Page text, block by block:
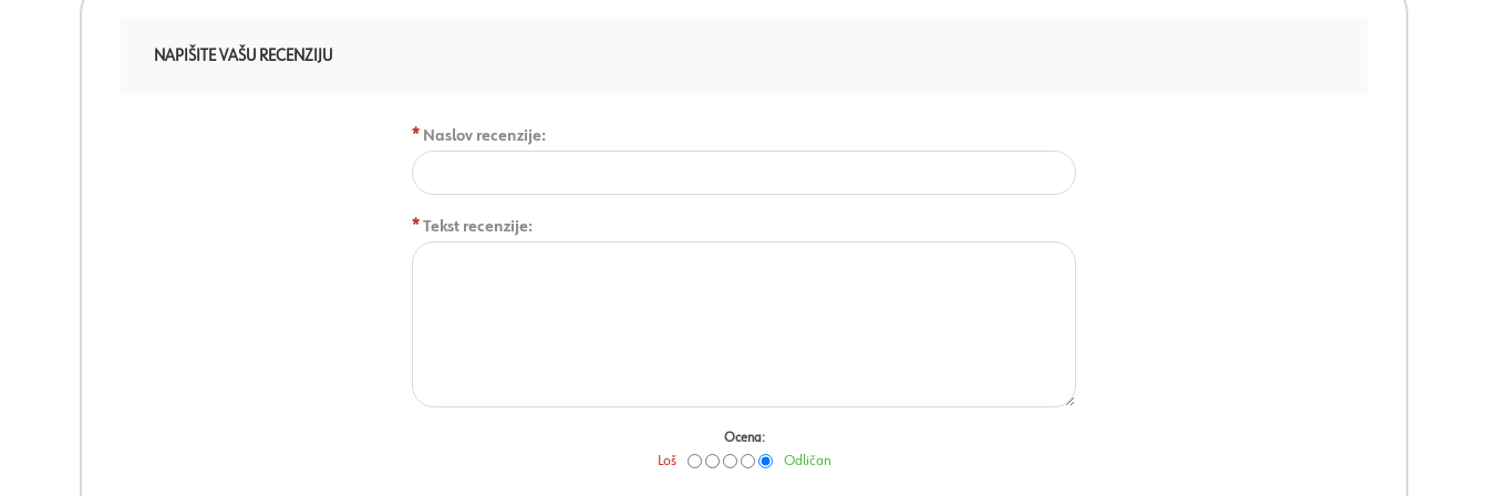
NAPIŠITE VAŠU RECENZIJU
Naslov recenzije:
*
Tekst recenzije:
*
Ocena:
Loš Odličan